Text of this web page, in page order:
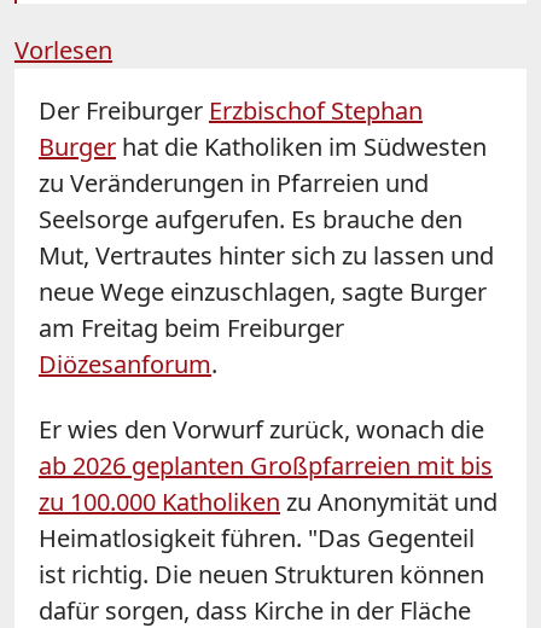
Vorlesen
Der Freiburger Erzbischof Stephan
Burger hat die Katholiken im Südwesten
zu Veränderungen in Pfarreien und
Seelsorge aufgerufen. Es brauche den
Mut, Vertrautes hinter sich zu lassen und
neue Wege einzuschlagen, sagte Burger
am Freitag beim Freiburger
Diözesanforum.
Er wies den Vorwurf zurück, wonach die
ab 2026 geplanten Großpfarreien mit bis
zu 100.000 Katholiken zu Anonymität und
Heimatlosigkeit führen. "Das Gegenteil
ist richtig. Die neuen Strukturen können
dafür sorgen, dass Kirche in der Fläche